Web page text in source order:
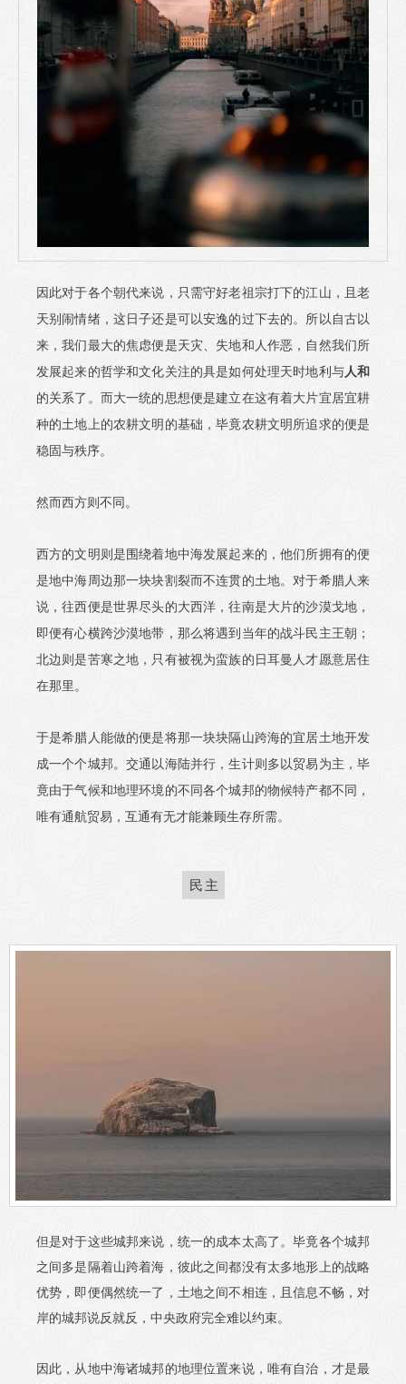
因此对于各个朝代来说，只需守好老祖宗打下的江山，且老
天别闹情绪，这日子还是可以安逸的过下去的。所以自古以
来，我们最大的焦虑便是天灾、失地和人作恶，自然我们所
发展起来的哲学和文化关注的具是如何处理天时地利与人和
的关系了。而大一统的思想便是建立在这有着大片宜居宜耕
种的土地上的农耕文明的基础，毕竟农耕文明所追求的便是
稳固与秩序。
然而西方则不同。
西方的文明则是围绕着地中海发展起来的，他们所拥有的便
是地中海周边那一块块割裂而不连贯的土地。对于希腊人来
说，往西便是世界尽头的大西洋，往南是大片的沙漠戈地，
即便有心横跨沙漠地带，那么将遇到当年的战斗民主王朝；
北边则是苦寒之地，只有被视为蛮族的日耳曼人才愿意居住
在那里。
于是希腊人能做的便是将那一块块隔山跨海的宜居土地开发
成一个个城邦。交通以海陆并行，生计则多以贸易为主，毕
竟由于气候和地理环境的不同各个城邦的物候特产都不同，
唯有通航贸易，互通有无才能兼顾生存所需。
民主
但是对于这些城邦来说，统一的成本太高了。毕竟各个城邦
之间多是隔着山跨着海，彼此之间都没有太多地形上的战略
优势，即便偶然统一了，土地之间不相连，且信息不畅，对
岸的城邦说反就反，中央政府完全难以约束。
因此，从地中海诸城邦的地理位置来说，唯有自治，才是最